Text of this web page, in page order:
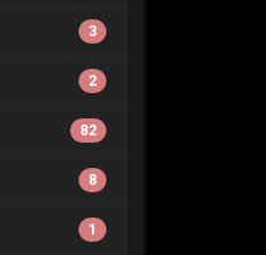
3
2
82
8
1